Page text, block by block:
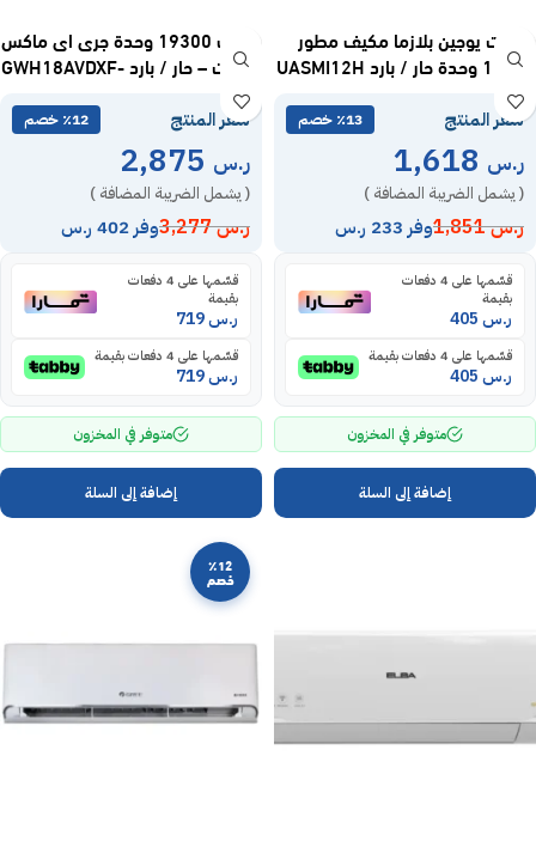
سبليت يوجين بلازما مكيف مطور
11900 وحدة حار / بارد UASMI12H
سعر المنتج ٪13 خصم
ر.س
( يشمل الضريبة المضافة )
ر.س1,851 وفر 233 ر.س
قسّمها على 4 دفعات
بقيمة
ر.س
قسّمها على 4 دفعات بقيمة
ر.س
متوفر في المخزون
إضافة إلى السلة
مكيف 19300 وحدة جرى اى ماكس
سبليت – حار / بارد GWH18AVDXF-
D6NTA1A
سعر المنتج ٪12 خصم
ر.س
( يشمل الضريبة المضافة )
ر.س3,277 وفر 402 ر.س
قسّمها على 4 دفعات
بقيمة
ر.س
قسّمها على 4 دفعات بقيمة
ر.س
متوفر في المخزون
إضافة إلى السلة
٪12
خصم